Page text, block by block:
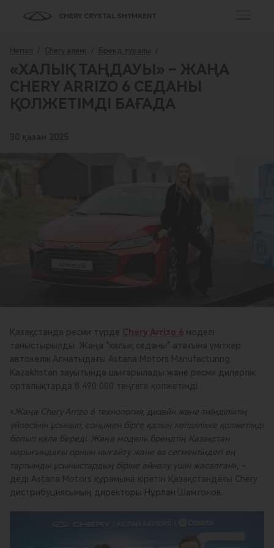
CHERY CRYSTAL SHYMKENT
Негізгі / Chery әлемі / Бренд туралы /
«ХАЛЫҚ ТАҢДАУЫ» − ЖАҢА
CHERY ARRIZO 6 СЕДАНЫ
ҚОЛЖЕТІМДІ БАҒАДА
30 қазан 2025
Қазақстанда ресми түрде Chery Arrizo 6 моделі
таныстырылды. Жаңа "халық седаны" атағына үміткер
автокөлік Алматыдағы Astana Motors Manufacturing
Kazakhstan зауытында шығарылады және ресми дилерлік
орталықтарда 8 490 000 теңгеге қолжетімді.
«Жаңа Chery Arrizo 6 технология, дизайн және тиімділіктің
үйлесімін ұсынып, сонымен бірге қалың көпшілікке қолжетімді
болып қала береді. Жаңа модель брендтің Қазақстан
нарығындағы орнын нығайту және өз сегментіндегі ең
тартымды ұсыныстардың біріне айналу үшін жасалған», -
деді Astana Motors құрамына кіретін Қазақстандағы Chery
дистрибуциясының директоры Нұрлан Шамғонов.